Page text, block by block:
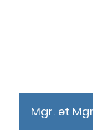
Mgr. et